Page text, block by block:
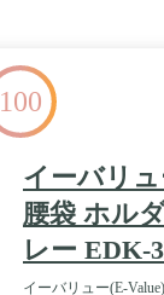
100
イーバリ
腰袋 ホル
レー EDK-
イーバリュー(E-Value)